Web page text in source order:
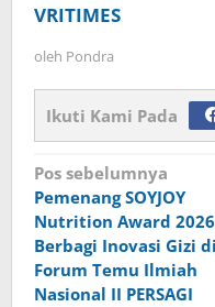
VRITIMES
oleh Pondra
Ikuti Kami Pada
Navigasi
pos
Pos sebelumnya
Pemenang SOYJOY
Nutrition Award 2026
Berbagi Inovasi Gizi di
Forum Temu Ilmiah
Nasional II PERSAGI